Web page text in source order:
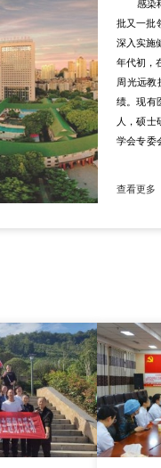
感染
批又一批
深入实施
年代初，
周光远教
绩。现有
人，硕士
学会专委
国家重点...
查看更多